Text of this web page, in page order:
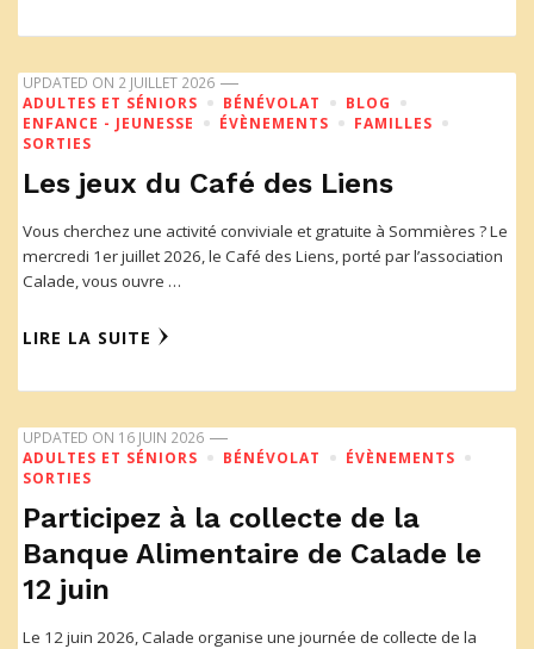
UPDATED ON 2 JUILLET 2026
ADULTES ET SÉNIORS
BÉNÉVOLAT
BLOG
ENFANCE - JEUNESSE
ÉVÈNEMENTS
FAMILLES
SORTIES
Les jeux du Café des Liens
Vous cherchez une activité conviviale et gratuite à Sommières ? Le
mercredi 1er juillet 2026, le Café des Liens, porté par l’association
Calade, vous ouvre …
LIRE LA SUITE
UPDATED ON 16 JUIN 2026
ADULTES ET SÉNIORS
BÉNÉVOLAT
ÉVÈNEMENTS
SORTIES
Participez à la collecte de la
Banque Alimentaire de Calade le
12 juin
Le 12 juin 2026, Calade organise une journée de collecte de la